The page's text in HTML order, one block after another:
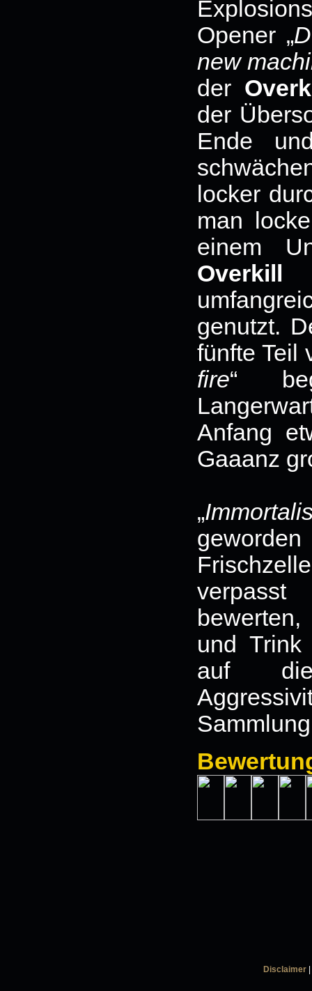
Opener „
new
der
der
Ende
locker
man
einem
Overkill
genutzt.
fünfte Teil
fire“
Anfang
Gaaanz
„
und
auf
Disclaimer|